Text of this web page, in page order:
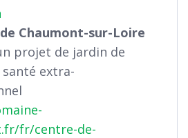
Chaumont-sur-Loire
projet de jardin de
extra-
fr/centre-de-